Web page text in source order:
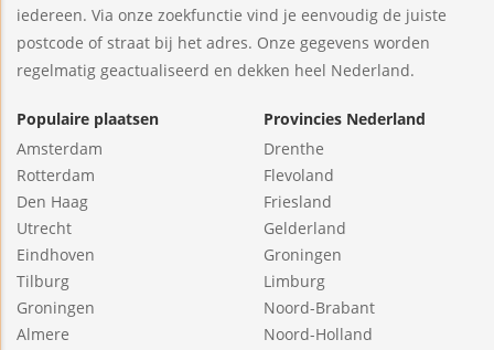
iedereen. Via onze zoekfunctie vind je eenvoudig de juiste
postcode of straat bij het adres. Onze gegevens worden
regelmatig geactualiseerd en dekken heel Nederland.
Populaire plaatsen
Amsterdam
Rotterdam
Den Haag
Utrecht
Eindhoven
Tilburg
Groningen
Almere
Provincies Nederland
Drenthe
Flevoland
Friesland
Gelderland
Groningen
Limburg
Noord-Brabant
Noord-Holland